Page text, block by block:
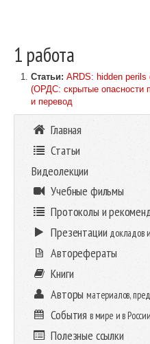
1 работа
Статьи: ARDS: hidden perils
(ОРДС: скрытые опасности
и перевод
Главная
Статьи
Видеолекции
Учебные фильмы
Протоколы и
Презентации докладов
Авторефераты
Книги
Авторыматериалов,
События в мире и в России
Полезные ссылки